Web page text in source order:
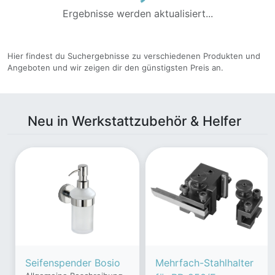
Ergebnisse werden aktualisiert...
Hier findest du Suchergebnisse zu verschiedenen Produkten und
Angeboten und wir zeigen dir den günstigsten Preis an.
Neu in Werkstattzubehör & Helfer
Seifenspender Bosio
Mehrfach-Stahlhalter